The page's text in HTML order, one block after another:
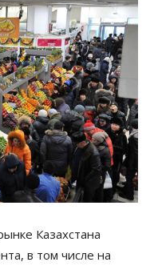
Казахстана
в том числе на